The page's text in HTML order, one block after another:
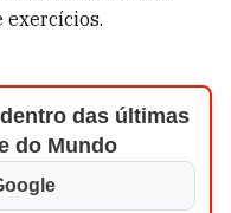
exercícios.
das últimas
do Mundo